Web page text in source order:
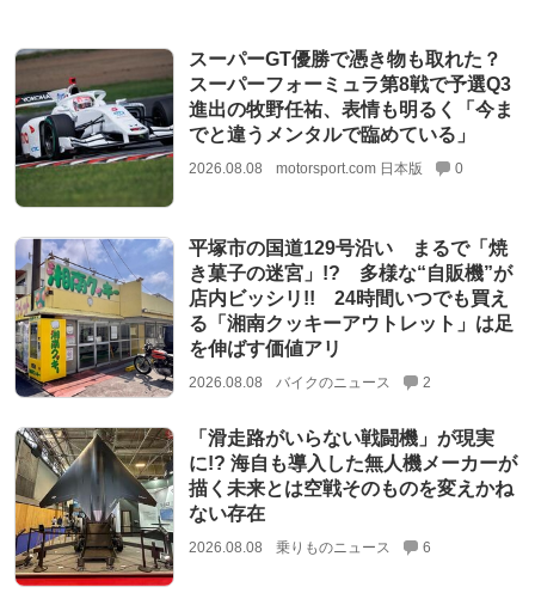
スーパーGT優勝で憑き物も取れた？
スーパーフォーミュラ第8戦で予選Q3
進出の牧野任祐、表情も明るく「今ま
でと違うメンタルで臨めている」
2026.08.08 motorsport.com 日本版 0
平塚市の国道129号沿い まるで「焼
き菓子の迷宮」!? 多様な“自販機”が
店内ビッシリ!! 24時間いつでも買え
る「湘南クッキーアウトレット」は足
を伸ばす価値アリ
2026.08.08 バイクのニュース 2
「滑走路がいらない戦闘機」が現実
に!? 海自も導入した無人機メーカーが
描く未来とは空戦そのものを変えかね
ない存在
2026.08.08 乗りものニュース 6